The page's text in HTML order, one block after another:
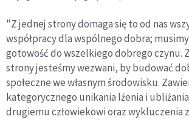
"Z jednej strony domaga się to od nas
współpracy dla wspólnego dobra;
gotowość do wszelkiego dobrego czynu.
strony jesteśmy wezwani, by budować
społeczne we własnym środowisku.
kategorycznego unikania lżenia i
drugiemu człowiekowi oraz wykluczenia